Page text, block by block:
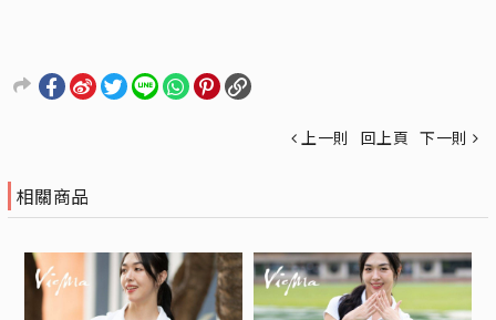
上一則 回上頁 下一則
相關商品